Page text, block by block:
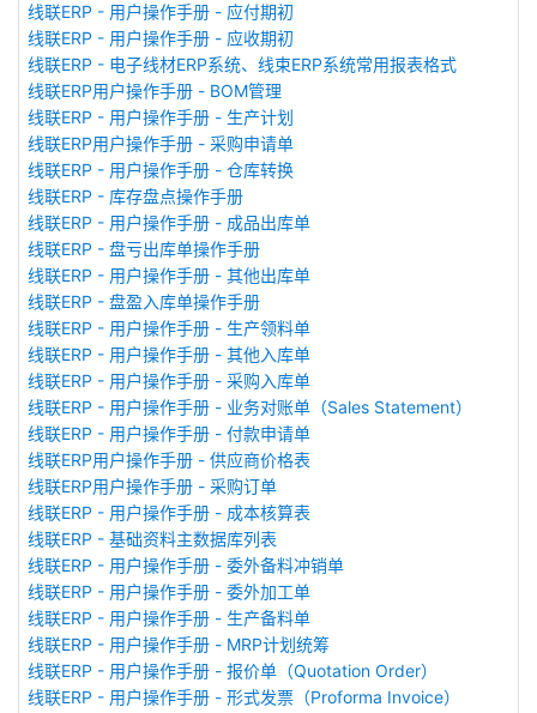
线联ERP - 用户操作手册 - 应付期初
线联ERP - 用户操作手册 - 应收期初
线联ERP - 电子线材ERP系统、线束ERP系统常用报表格式
线联ERP用户操作手册 - BOM管理
线联ERP - 用户操作手册 - 生产计划
线联ERP用户操作手册 - 采购申请单
线联ERP - 用户操作手册 - 仓库转换
线联ERP - 库存盘点操作手册
线联ERP - 用户操作手册 - 成品出库单
线联ERP - 盘亏出库单操作手册
线联ERP - 用户操作手册 - 其他出库单
线联ERP - 盘盈入库单操作手册
线联ERP - 用户操作手册 - 生产领料单
线联ERP - 用户操作手册 - 其他入库单
线联ERP - 用户操作手册 - 采购入库单
线联ERP - 用户操作手册 - 业务对账单（Sales Statement）
线联ERP - 用户操作手册 - 付款申请单
线联ERP用户操作手册 - 供应商价格表
线联ERP用户操作手册 - 采购订单
线联ERP - 用户操作手册 - 成本核算表
线联ERP - 基础资料主数据库列表
线联ERP - 用户操作手册 - 委外备料冲销单
线联ERP - 用户操作手册 - 委外加工单
线联ERP - 用户操作手册 - 生产备料单
线联ERP - 用户操作手册 - MRP计划统筹
线联ERP - 用户操作手册 - 报价单（Quotation Order）
线联ERP - 用户操作手册 - 形式发票（Proforma Invoice）